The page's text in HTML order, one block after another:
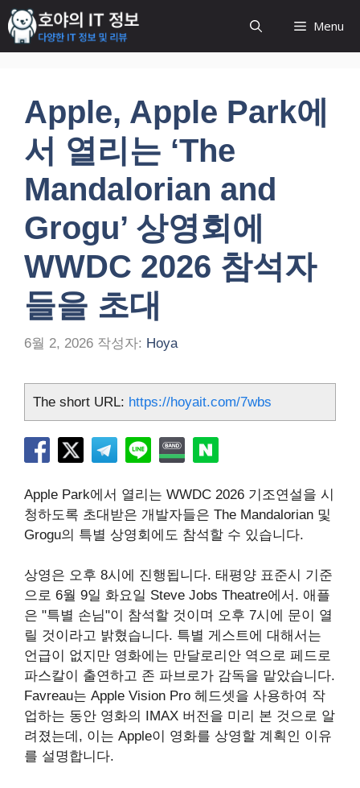
컨
텐
츠
Menu
Apple, Apple Park에
서 열리는 ‘The
Mandalorian and
Grogu’ 상영회에
WWDC 2026 참석자
들을 초대
6월 2, 2026 작성자: Hoya
The short URL: https://hoyait.com/7wbs
Apple Park에서 열리는 WWDC 2026 기조연설을 시
청하도록 초대받은 개발자들은 The Mandalorian 및
Grogu의 특별 상영회에도 참석할 수 있습니다.
상영은 오후 8시에 진행됩니다. 태평양 표준시 기준
으로 6월 9일 화요일 Steve Jobs Theatre에서. 애플
은 "특별 손님"이 참석할 것이며 오후 7시에 문이 열
릴 것이라고 밝혔습니다. 특별 게스트에 대해서는
언급이 없지만 영화에는 만달로리안 역으로 페드로
파스칼이 출연하고 존 파브로가 감독을 맡았습니다.
Favreau는 Apple Vision Pro 헤드셋을 사용하여 작
업하는 동안 영화의 IMAX 버전을 미리 본 것으로 알
려졌는데, 이는 Apple이 영화를 상영할 계획인 이유
를 설명합니다.